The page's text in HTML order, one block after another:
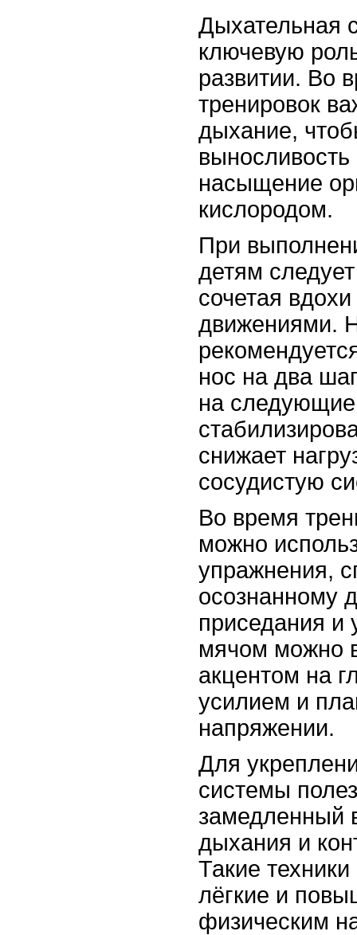
Дыхательная
ключевую
развитии. Во
тренировок
дыхание,
насыщение
кислородом.
При
детям
сочетая
движениями.
нос на два
на
снижает
сосудистую
Во время
можно
упражнения,
осознанному
приседания и
мячом можно
акцентом на
усилием и
напряжении.
Для
системы
замедленный
дыхания и
Такие
лёгкие и
физическим